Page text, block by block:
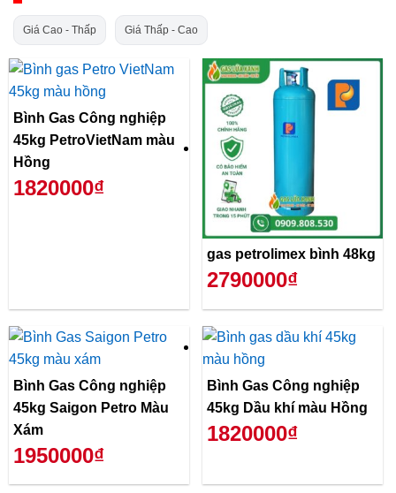
Giá Cao - Thấp Giá Thấp - Cao
Bình Gas Công nghiệp
45kg PetroVietNam màu
Hồng
1820000₫
gas petrolimex bình 48kg
2790000₫
Bình Gas Công nghiệp
45kg Saigon Petro Màu
Xám
1950000₫
Bình Gas Công nghiệp
45kg Dầu khí màu Hồng
1820000₫